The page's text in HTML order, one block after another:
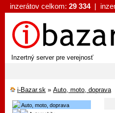
inzerátov celkom: 29 334|
Inzertný server pre verejnosť
i-Bazar.sk » Auto, moto, doprava
Auto, moto, doprava